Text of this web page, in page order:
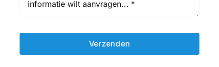
Verzenden